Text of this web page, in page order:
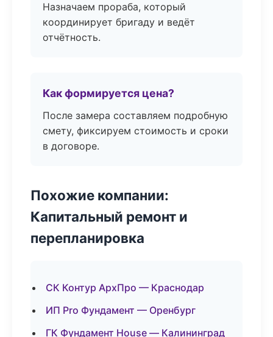
Назначаем прораба, который
координирует бригаду и ведёт
отчётность.
Как формируется цена?
После замера составляем подробную
смету, фиксируем стоимость и сроки
в договоре.
Похожие компании:
Капитальный ремонт и
перепланировка
СК Контур АрхПро — Краснодар
ИП Pro Фундамент — Оренбург
ГК Фундамент House — Калининград